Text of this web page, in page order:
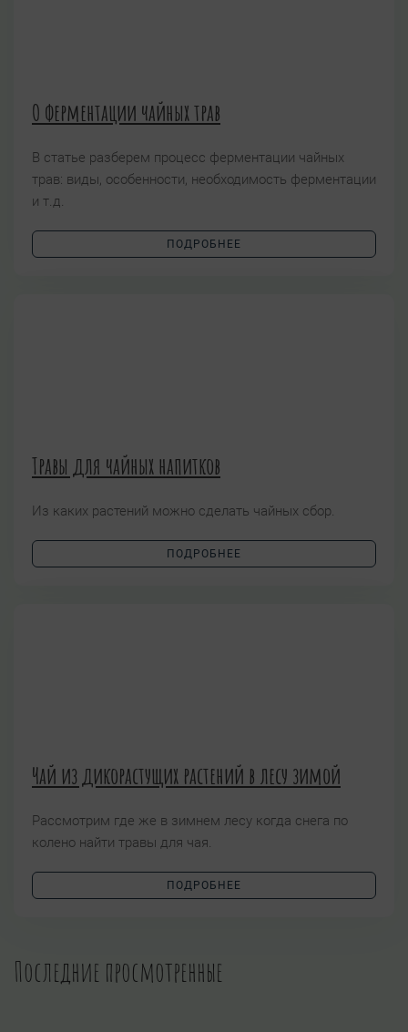
О ферментации чайных трав
В статье разберем процесс ферментации чайных
трав: виды, особенности, необходимость ферментации
и т.д.
ПОДРОБНЕЕ
Травы для чайных напитков
Из каких растений можно сделать чайных сбор.
ПОДРОБНЕЕ
Чай из дикорастущих растений в лесу зимой
Рассмотрим где же в зимнем лесу когда снега по
колено найти травы для чая.
ПОДРОБНЕЕ
Последние просмотренные